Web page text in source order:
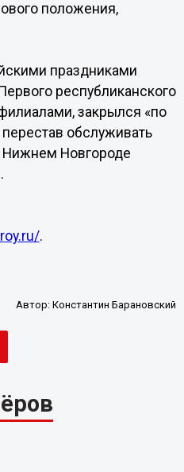
положения,
праздниками
республиканского
закрылся «по
обслуживать
Нижнем Новгороде
.
Автор:Константин Барановский